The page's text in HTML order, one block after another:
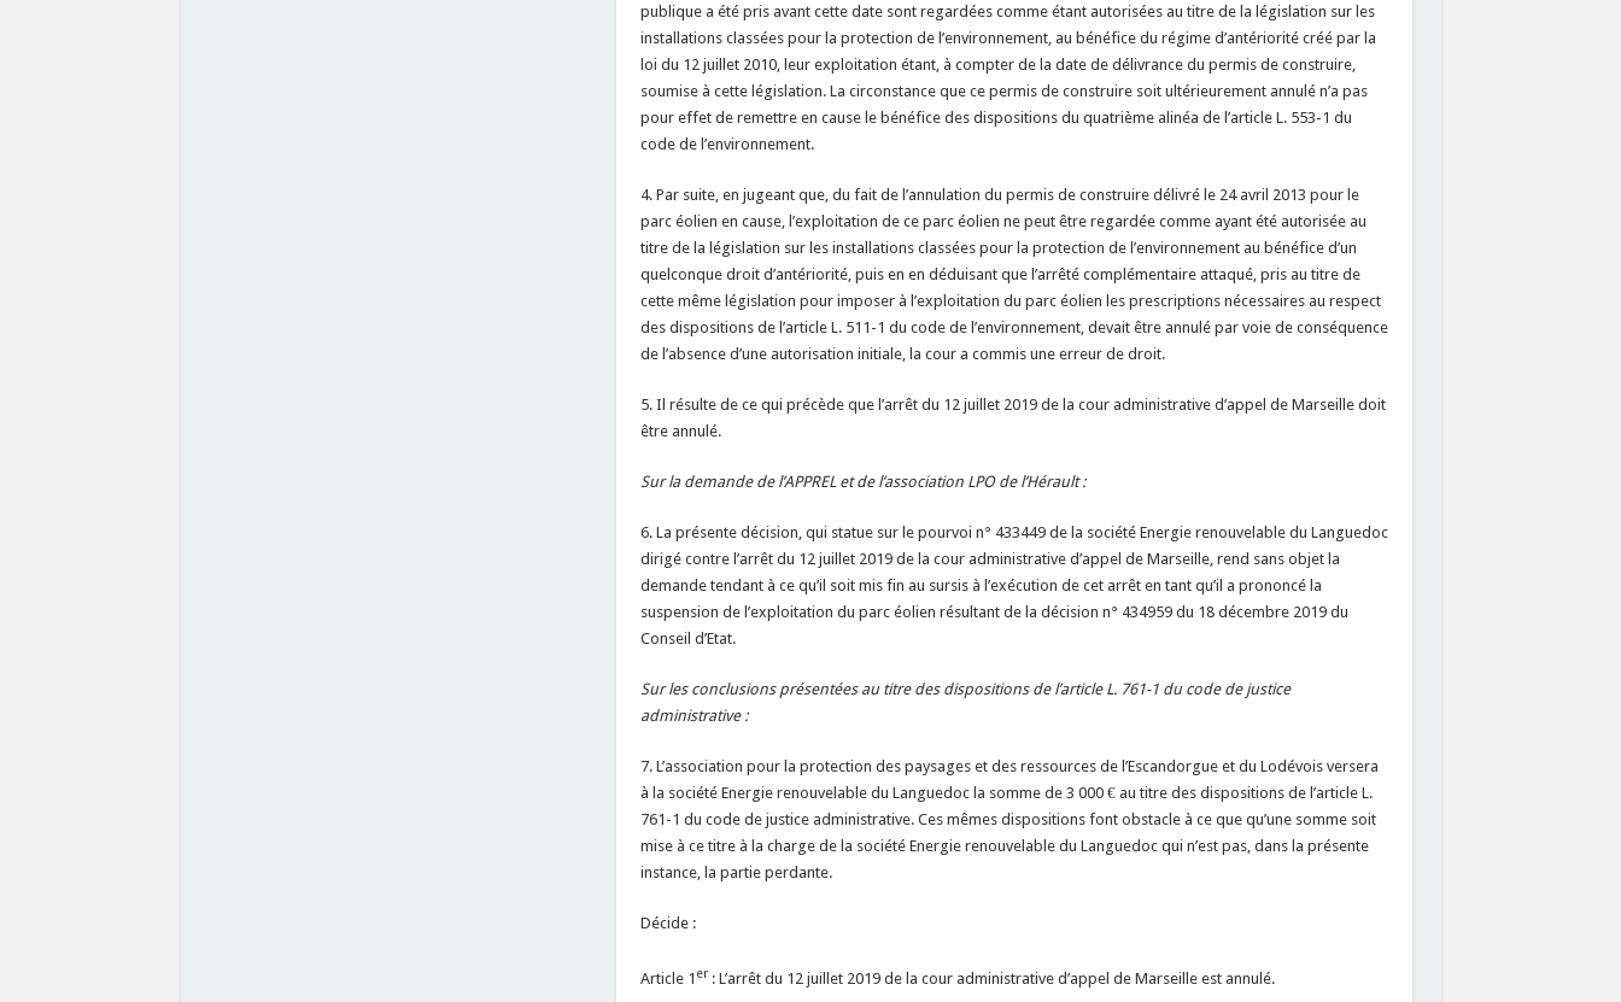
publique a été pris avant cette date sont regardées comme étant autorisées au titre de la législation sur les
installations classées pour la protection de l’environnement, au bénéfice du régime d’antériorité créé par la
loi du 12 juillet 2010, leur exploitation étant, à compter de la date de délivrance du permis de construire,
soumise à cette législation. La circonstance que ce permis de construire soit ultérieurement annulé n’a pas
pour effet de remettre en cause le bénéfice des dispositions du quatrième alinéa de l’article L. 553-1 du
code de l’environnement.
4. Par suite, en jugeant que, du fait de l’annulation du permis de construire délivré le 24 avril 2013 pour le
parc éolien en cause, l’exploitation de ce parc éolien ne peut être regardée comme ayant été autorisée au
titre de la législation sur les installations classées pour la protection de l’environnement au bénéfice d’un
quelconque droit d’antériorité, puis en en déduisant que l’arrêté complémentaire attaqué, pris au titre de
cette même législation pour imposer à l’exploitation du parc éolien les prescriptions nécessaires au respect
des dispositions de l’article L. 511-1 du code de l’environnement, devait être annulé par voie de conséquence
de l’absence d’une autorisation initiale, la cour a commis une erreur de droit.
5. Il résulte de ce qui précède que l’arrêt du 12 juillet 2019 de la cour administrative d’appel de Marseille doit
être annulé.
Sur la demande de l’APPREL et de l’association LPO de l’Hérault :
6. La présente décision, qui statue sur le pourvoi n° 433449 de la société Energie renouvelable du Languedoc
dirigé contre l’arrêt du 12 juillet 2019 de la cour administrative d’appel de Marseille, rend sans objet la
demande tendant à ce qu’il soit mis fin au sursis à l’exécution de cet arrêt en tant qu’il a prononcé la
suspension de l’exploitation du parc éolien résultant de la décision n° 434959 du 18 décembre 2019 du
Conseil d’Etat.
Sur les conclusions présentées au titre des dispositions de l’article L. 761-1 du code de justice
administrative :
7. L’association pour la protection des paysages et des ressources de l’Escandorgue et du Lodévois versera
à la société Energie renouvelable du Languedoc la somme de 3 000 € au titre des dispositions de l’article L.
761-1 du code de justice administrative. Ces mêmes dispositions font obstacle à ce que qu’une somme soit
mise à ce titre à la charge de la société Energie renouvelable du Languedoc qui n’est pas, dans la présente
instance, la partie perdante.
Décide :
Article 1 er : L’arrêt du 12 juillet 2019 de la cour administrative d’appel de Marseille est annulé.